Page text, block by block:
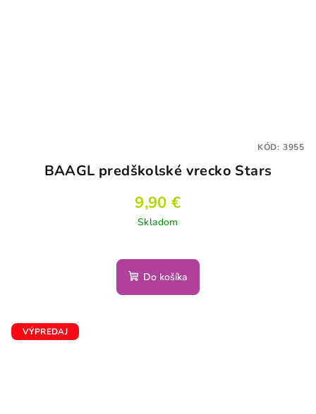
BAAGL predškolské vrecko Stars
9,90 €
Skladom
Do košíka
KÓD: 3955
VÝPREDAJ